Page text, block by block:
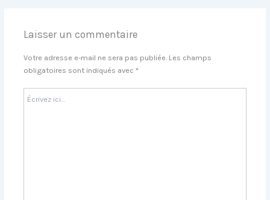
Laisser un commentaire
Votre adresse e-mail ne sera pas publiée. Les champs
obligatoires sont indiqués avec *
Écrivez
ici…